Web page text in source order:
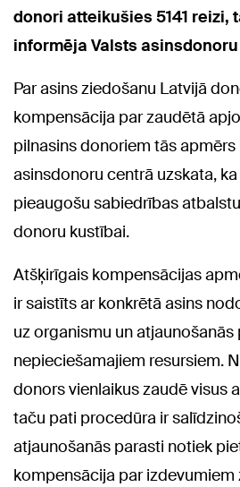
donori atteikušies 5141 reizi,
informēja Valsts
Par asins ziedošanu Latvijā
kompensācija par zaudētā
pilnasins donoriem tās apmērs
asinsdonoru centrā uzskata,
pieaugošu sabiedrības
donoru kustībai.
Atšķirīgais kompensācijas
ir saistīts ar konkrētā asins
uz organismu un
nepieciešamajiem resursiem.
donors vienlaikus zaudē visus
taču pati procedūra ir
atjaunošanās parasti notiek
kompensācija par izdevumiem